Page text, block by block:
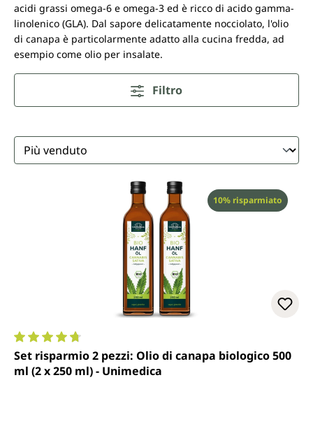
acidi grassi omega-6 e omega-3 ed è ricco di acido gamma-
linolenico (GLA). Dal sapore delicatamente nocciolato, l'olio
di canapa è particolarmente adatto alla cucina fredda, ad
esempio come olio per insalate.
Filtro
Sconto
10% risparmiato
Valutazione media di 4.8 su 5 stelle
Set risparmio 2 pezzi: Olio di canapa biologico 500
ml (2 x 250 ml) - Unimedica